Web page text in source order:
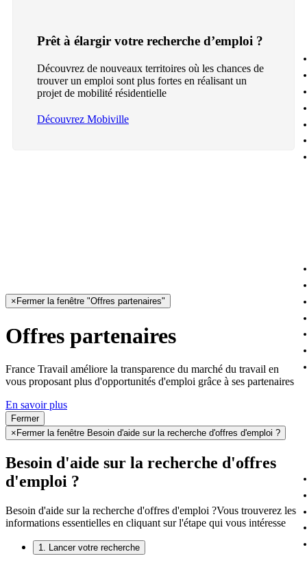
Prêt à élargir votre recherche d’emploi ?
Découvrez de nouveaux territoires où les chances de
trouver un emploi sont plus fortes en réalisant un
projet de mobilité résidentielle
Découvrez Mobiville
× Fermer la fenêtre "Offres partenaires"
Offres partenaires
France Travail améliore la transparence du marché du travail en
vous proposant plus d'opportunités d'emploi grâce à ses partenaires
En savoir plus
Fermer
× Fermer la fenêtre Besoin d'aide sur la recherche d'offres d'emploi ?
Besoin d'aide sur la recherche d'offres
d'emploi ?
Besoin d'aide sur la recherche d'offres d'emploi ?Vous trouverez les
informations essentielles en cliquant sur l'étape qui vous intéresse
1. Lancer votre recherche